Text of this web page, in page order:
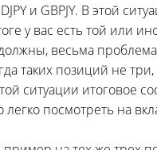
и GBPJY. В этой
у вас есть той или
весьма
таких позиций не три,
ситуации итоговое
легко посмотреть на